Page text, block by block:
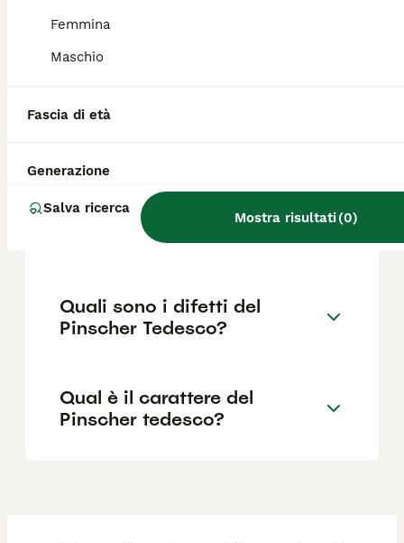
Femmina
Maschio
Fascia di età
Generazione
Salva ricerca
Mostra risultati(0)
certificati che garantiscano la salute del
allevamenti di Pinscher
Il Pinscher soffre la
solitudine?
Quali sono i difetti del
Pinscher Tedesco?
Qual è il carattere del
Pinscher tedesco?